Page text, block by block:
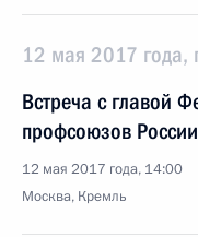
12 мая 2017 года,
Встреча с главой
профсоюзов
12 мая 2017 года, 14:00
Москва, Кремль